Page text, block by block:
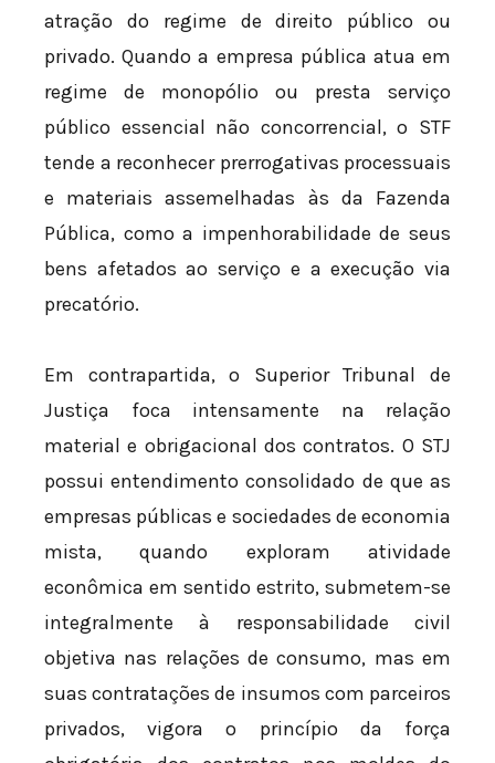
atração do regime de direito público ou
privado. Quando a empresa pública atua em
regime de monopólio ou presta serviço
público essencial não concorrencial, o STF
tende a reconhecer prerrogativas processuais
e materiais assemelhadas às da Fazenda
Pública, como a impenhorabilidade de seus
bens afetados ao serviço e a execução via
precatório.
Em contrapartida, o Superior Tribunal de
Justiça foca intensamente na relação
material e obrigacional dos contratos. O STJ
possui entendimento consolidado de que as
empresas públicas e sociedades de economia
mista, quando exploram atividade
econômica em sentido estrito, submetem-se
integralmente à responsabilidade civil
objetiva nas relações de consumo, mas em
suas contratações de insumos com parceiros
privados, vigora o princípio da força